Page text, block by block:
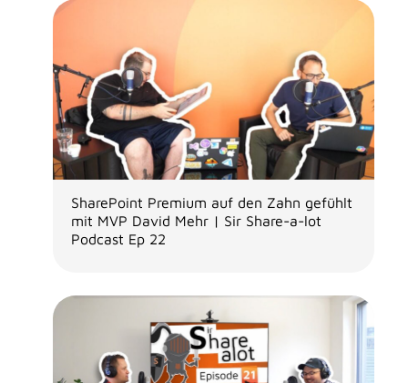
SharePoint Premium auf den Zahn gefühlt
mit MVP David Mehr | Sir Share-a-lot
Podcast Ep 22